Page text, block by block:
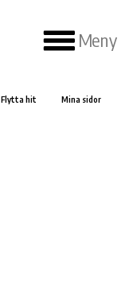
Meny
Flytta hit Mina sidor